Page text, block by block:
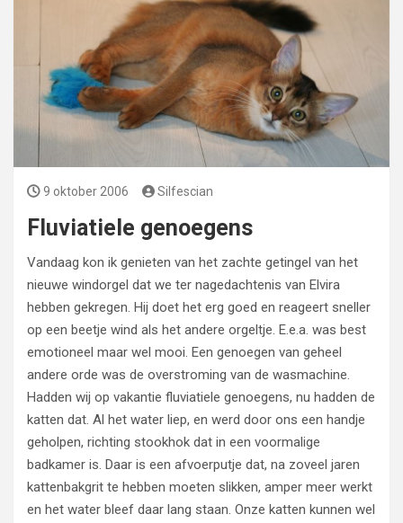
9 oktober 2006 Silfescian
Fluviatiele genoegens
Vandaag kon ik genieten van het zachte getingel van het
nieuwe windorgel dat we ter nagedachtenis van Elvira
hebben gekregen. Hij doet het erg goed en reageert sneller
op een beetje wind als het andere orgeltje. E.e.a. was best
emotioneel maar wel mooi. Een genoegen van geheel
andere orde was de overstroming van de wasmachine.
Hadden wij op vakantie fluviatiele genoegens, nu hadden de
katten dat. Al het water liep, en werd door ons een handje
geholpen, richting stookhok dat in een voormalige
badkamer is. Daar is een afvoerputje dat, na zoveel jaren
kattenbakgrit te hebben moeten slikken, amper meer werkt
en het water bleef daar lang staan. Onze katten kunnen wel